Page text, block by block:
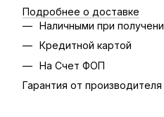
Подробнее о доставке
Наличными при
Кредитной картой
На Счет ФОП
Гарантия от